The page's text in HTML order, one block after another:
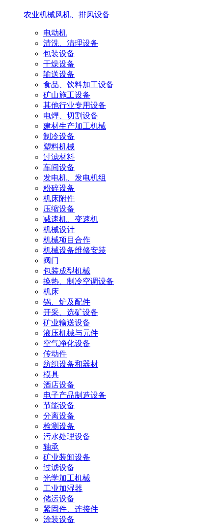
农业机械风机、排风设备
电动机
清洗、清理设备
包装设备
干燥设备
输送设备
食品、饮料加工设备
矿山施工设备
其他行业专用设备
电焊、切割设备
建材生产加工机械
制冷设备
塑料机械
过滤材料
车间设备
发电机、发电机组
粉碎设备
机床附件
压缩设备
减速机、变速机
机械设计
机械项目合作
机械设备维修安装
阀门
包装成型机械
换热、制冷空调设备
机床
锅、炉及配件
开采、选矿设备
矿业输送设备
液压机械与元件
空气净化设备
传动件
纺织设备和器材
模具
酒店设备
电子产品制造设备
节能设备
分离设备
检测设备
污水处理设备
轴承
矿业装卸设备
过滤设备
光学加工机械
工业加湿器
储运设备
紧固件、连接件
涂装设备